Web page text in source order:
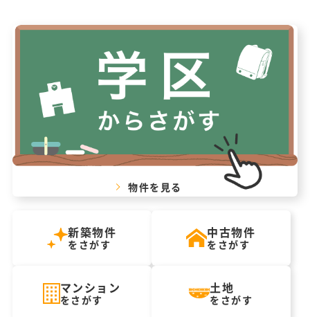
物件を見る
新築物件
をさがす
中古物件
をさがす
マンション
をさがす
土地
をさがす